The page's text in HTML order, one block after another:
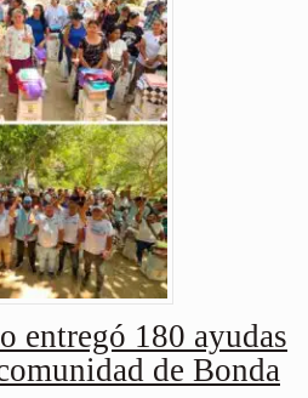
entregó 180 ayudas
de Bonda